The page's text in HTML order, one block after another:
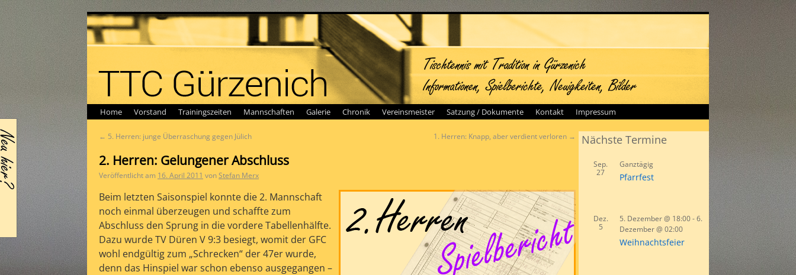
Home Vorstand Trainingszeiten Mannschaften Galerie Chronik Vereinsmeister Satzung / Dokumente Kontakt Impressum
← 5. Herren: junge Überraschung gegen Jülich 1. Herren: Knapp, aber verdient verloren →
2. Herren: Gelungener Abschluss
Veröffentlicht am 16. April 2011 vonStefan Merx
Beim letzten Saisonspiel konnte die 2. Mannschaft
noch einmal überzeugen und schaffte zum
Abschluss den Sprung in die vordere Tabellenhälfte.
Dazu wurde TV Düren V 9:3 besiegt, womit der GFC
wohl endgültig zum „Schrecken“ der 47er wurde,
denn das Hinspiel war schon ebenso ausgegangen –
Nächste Termine
Sep.
27
Ganztägig
Pfarrfest
Dez.
5
5. Dezember @ 18:00-6.
Dezember @ 02:00
Weihnachtsfeier